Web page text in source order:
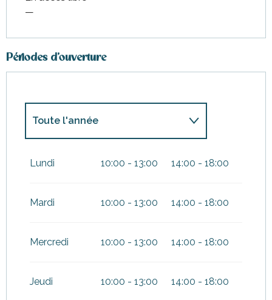
—
Périodes d'ouverture
Toute l'année
2027
Lundi 10:00 - 13:00 14:00 - 18:00
Mardi 10:00 - 13:00 14:00 - 18:00
Mercredi 10:00 - 13:00 14:00 - 18:00
Jeudi 10:00 - 13:00 14:00 - 18:00